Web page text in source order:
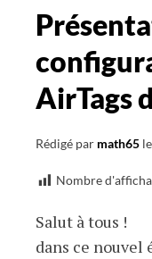
AirTags
Rédigé par math65 le
Nombre
Salut à tous !
dans ce nouvel